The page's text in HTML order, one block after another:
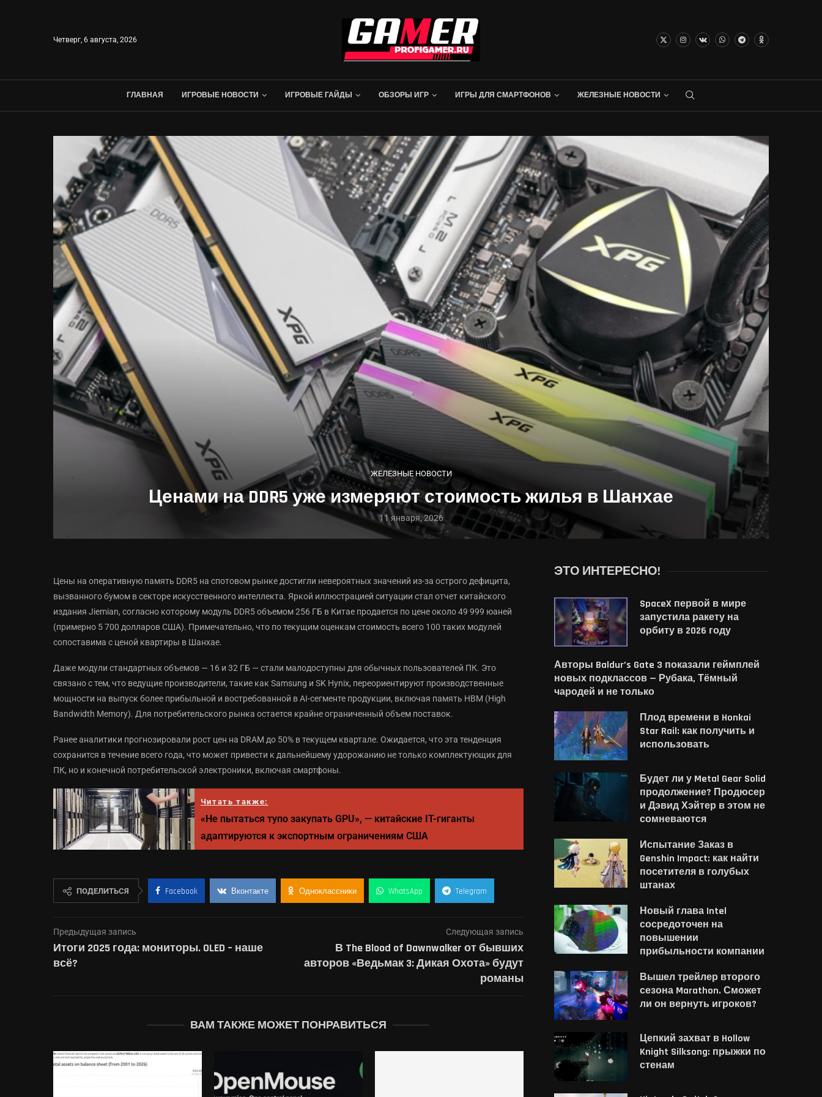
Четверг, 6 августа, 2026
ГЛАВНАЯ ИГРОВЫЕ НОВОСТИ ИГРОВЫЕ ГАЙДЫ ОБЗОРЫ ИГР ИГРЫ ДЛЯ СМАРТФОНОВ ЖЕЛЕЗНЫЕ НОВОСТИ
ЖЕЛЕЗНЫЕ НОВОСТИ
Ценами на DDR5 уже измеряют стоимость жилья в Шанхае
11 января, 2026
Цены на оперативную память DDR5 на спотовом рынке достигли невероятных значений из-за острого дефицита,
вызванного бумом в секторе искусственного интеллекта. Яркой иллюстрацией ситуации стал отчет китайского
издания Jiemian, согласно которому модуль DDR5 объемом 256 ГБ в Китае продается по цене около 49 999 юаней
(примерно 5 700 долларов США). Примечательно, что по текущим оценкам стоимость всего 100 таких модулей
сопоставима с ценой квартиры в Шанхае.
Даже модули стандартных объемов — 16 и 32 ГБ — стали малодоступны для обычных пользователей ПК. Это
связано с тем, что ведущие производители, такие как Samsung и SK Hynix, переориентируют производственные
мощности на выпуск более прибыльной и востребованной в AI-сегменте продукции, включая память HBM (High
Bandwidth Memory). Для потребительского рынка остается крайне ограниченный объем поставок.
Ранее аналитики прогнозировали рост цен на DRAM до 50% в текущем квартале. Ожидается, что эта тенденция
сохранится в течение всего года, что может привести к дальнейшему удорожанию не только комплектующих для
ПК, но и конечной потребительской электроники, включая смартфоны.
Читать также:
«Не пытаться тупо закупать GPU», — китайские IT-гиганты
адаптируются к экспортным ограничениям США
ПОДЕЛИТЬСЯ Facebook Вконтакте Одноклассники WhatsApp Telegram
Предыдущая запись
Итоги 2025 года: мониторы. OLED – наше
всё?
Следующая запись
В The Blood of Dawnwalker от бывших
авторов «Ведьмак 3: Дикая Охота» будут
романы
ВАМ ТАКЖЕ МОЖЕТ ПОНРАВИТЬСЯ
ЭТО ИНТЕРЕСНО!
SpaceX первой в мире
запустила ракету на
орбиту в 2026 году
Авторы Baldur’s Gate 3 показали геймплей
новых подклассов — Рубака, Тёмный
чародей и не только
Плод времени в Honkai
Star Rail: как получить и
использовать
Будет ли у Metal Gear Solid
продолжение? Продюсер
и Дэвид Хэйтер в этом не
сомневаются
Испытание Заказ в
Genshin Impact: как найти
посетителя в голубых
штанах
Новый глава Intel
сосредоточен на
повышении
прибыльности компании
Вышел трейлер второго
сезона Marathon. Сможет
ли он вернуть игроков?
Цепкий захват в Hollow
Knight Silksong: прыжки по
стенам